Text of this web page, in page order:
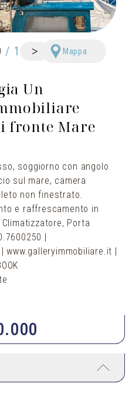
/ 1 > Mappa
Un
fronte Mare
soggiorno con angolo
sul mare, camera
non finestrato.
e raffrescamento in
Porta
|
www.galleryimmobiliare.it |